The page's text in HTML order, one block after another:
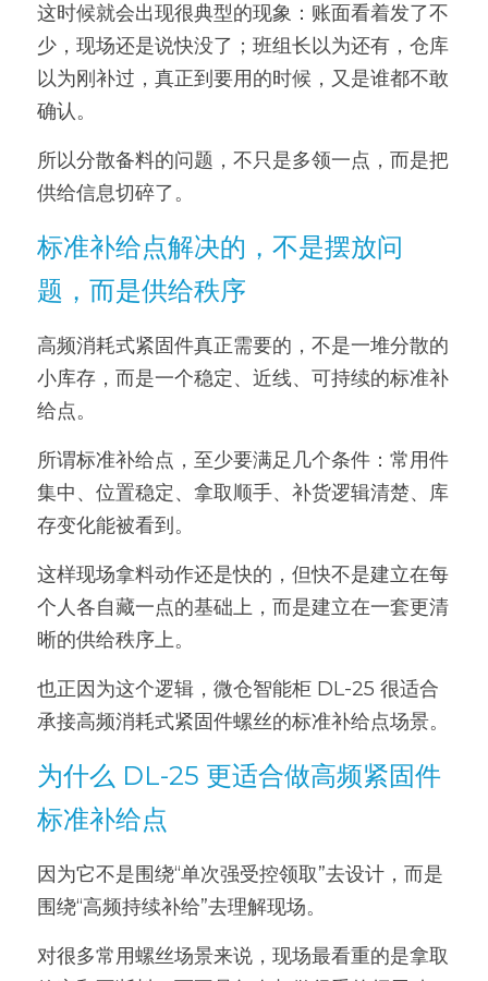
这时候就会出现很典型的现象：账面看着发了不
少，现场还是说快没了；班组长以为还有，仓库
以为刚补过，真正到要用的时候，又是谁都不敢
确认。
所以分散备料的问题，不只是多领一点，而是把
供给信息切碎了。
标准补给点解决的，不是摆放问
题，而是供给秩序
高频消耗式紧固件真正需要的，不是一堆分散的
小库存，而是一个稳定、近线、可持续的标准补
给点。
所谓标准补给点，至少要满足几个条件：常用件
集中、位置稳定、拿取顺手、补货逻辑清楚、库
存变化能被看到。
这样现场拿料动作还是快的，但快不是建立在每
个人各自藏一点的基础上，而是建立在一套更清
晰的供给秩序上。
也正因为这个逻辑，微仓智能柜 DL-25 很适合
承接高频消耗式紧固件螺丝的标准补给点场景。
为什么 DL-25 更适合做高频紧固件
标准补给点
因为它不是围绕“单次强受控领取”去设计，而是
围绕“高频持续补给”去理解现场。
对很多常用螺丝场景来说，现场最看重的是拿取